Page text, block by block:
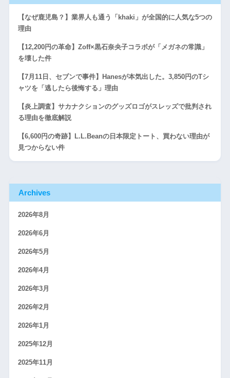
【なぜ鹿児島？】業界人も通う「khaki」が全国的に人気な5つの
理由
【12,200円の革命】Zoff×黒石奈央子コラボが「メガネの常識」
を壊した件
【7月11日、セブンで事件】Hanesが本気出した。3,850円のTシ
ャツを「逃したら後悔する」理由
【炎上調査】サカナクションのグッズロゴがスレッズで批判され
る理由を徹底解説
【6,600円の奇跡】L.L.Beanの日本限定トート、買わない理由が
見つからない件
Archives
2026年8月
2026年6月
2026年5月
2026年4月
2026年3月
2026年2月
2026年1月
2025年12月
2025年11月